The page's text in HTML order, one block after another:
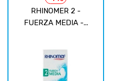
RHINOMER 2 -
FUERZA MEDIA -...